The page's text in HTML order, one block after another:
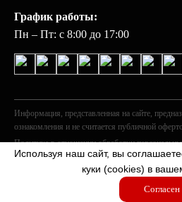
График работы:
Пн – Пт: с 8:00 до 17:00
© 2026 «ГОСТ».
Информация, представленная на сайте,
ознакомления и не считается публичной
Политика в отношении обработки
Используя наш сайт, вы
куки (cookies) в
Согласен